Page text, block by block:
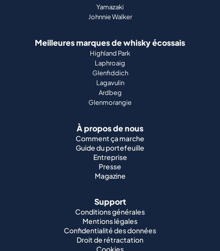
Yamazaki
Johnnie Walker
Meilleures marques de whisky écossais
Highland Park
Laphroaig
Glenfiddich
Lagavulin
Ardbeg
Glenmorangie
À propos de nous
Comment ça marche
Guide du portefeuille
Entreprise
Presse
Magazine
Support
Conditions générales
Mentions légales
Confidentialité des données
Droit de rétractation
Cookies